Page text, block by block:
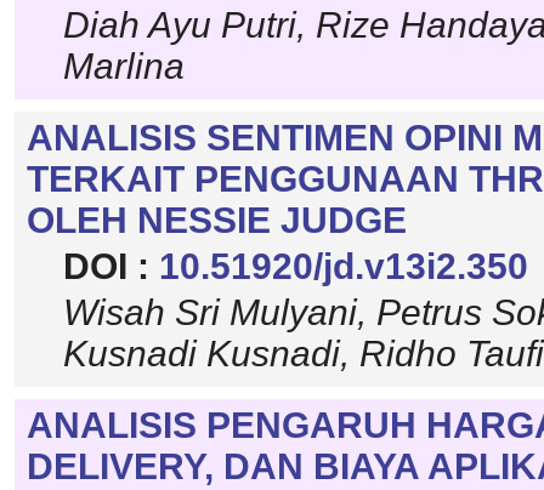
Diah Ayu Putri, Rize
Marlina
ANALISIS SENTIMEN OPINI
TERKAIT PENGGUNAAN
OLEH NESSIE JUDGE
DOI : 10.51920/jd.v13i2.350
Wisah Sri Mulyani, Petrus
Kusnadi Kusnadi, Ridho
ANALISIS PENGARUH
DELIVERY, DAN BIAYA